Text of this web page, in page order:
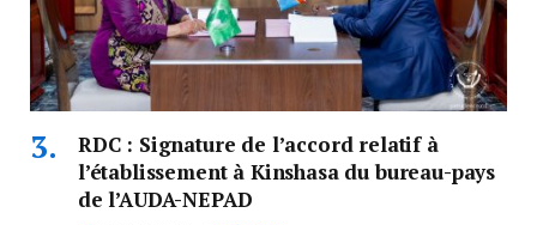
RDC : Signature de l’accord relatif à
l’établissement à Kinshasa du bureau-pays
de l’AUDA-NEPAD